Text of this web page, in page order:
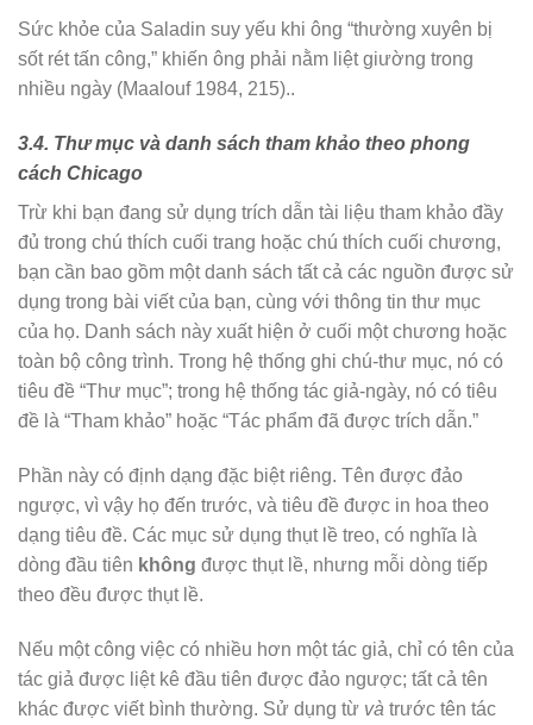
Sức khỏe của Saladin suy yếu khi ông “thường xuyên bị
sốt rét tấn công,” khiến ông phải nằm liệt giường trong
nhiều ngày (Maalouf 1984, 215)..
3.4. Thư mục và danh sách tham khảo theo phong
cách Chicago
Trừ khi bạn đang sử dụng trích dẫn tài liệu tham khảo đầy
đủ trong chú thích cuối trang hoặc chú thích cuối chương,
bạn cần bao gồm một danh sách tất cả các nguồn được sử
dụng trong bài viết của bạn, cùng với thông tin thư mục
của họ. Danh sách này xuất hiện ở cuối một chương hoặc
toàn bộ công trình. Trong hệ thống ghi chú-thư mục, nó có
tiêu đề “Thư mục”; trong hệ thống tác giả-ngày, nó có tiêu
đề là “Tham khảo” hoặc “Tác phẩm đã được trích dẫn.”
Phần này có định dạng đặc biệt riêng. Tên được đảo
ngược, vì vậy họ đến trước, và tiêu đề được in hoa theo
dạng tiêu đề. Các mục sử dụng thụt lề treo, có nghĩa là
dòng đầu tiên không được thụt lề, nhưng mỗi dòng tiếp
theo đều được thụt lề.
Nếu một công việc có nhiều hơn một tác giả, chỉ có tên của
tác giả được liệt kê đầu tiên được đảo ngược; tất cả tên
khác được viết bình thường. Sử dụng từ và trước tên tác